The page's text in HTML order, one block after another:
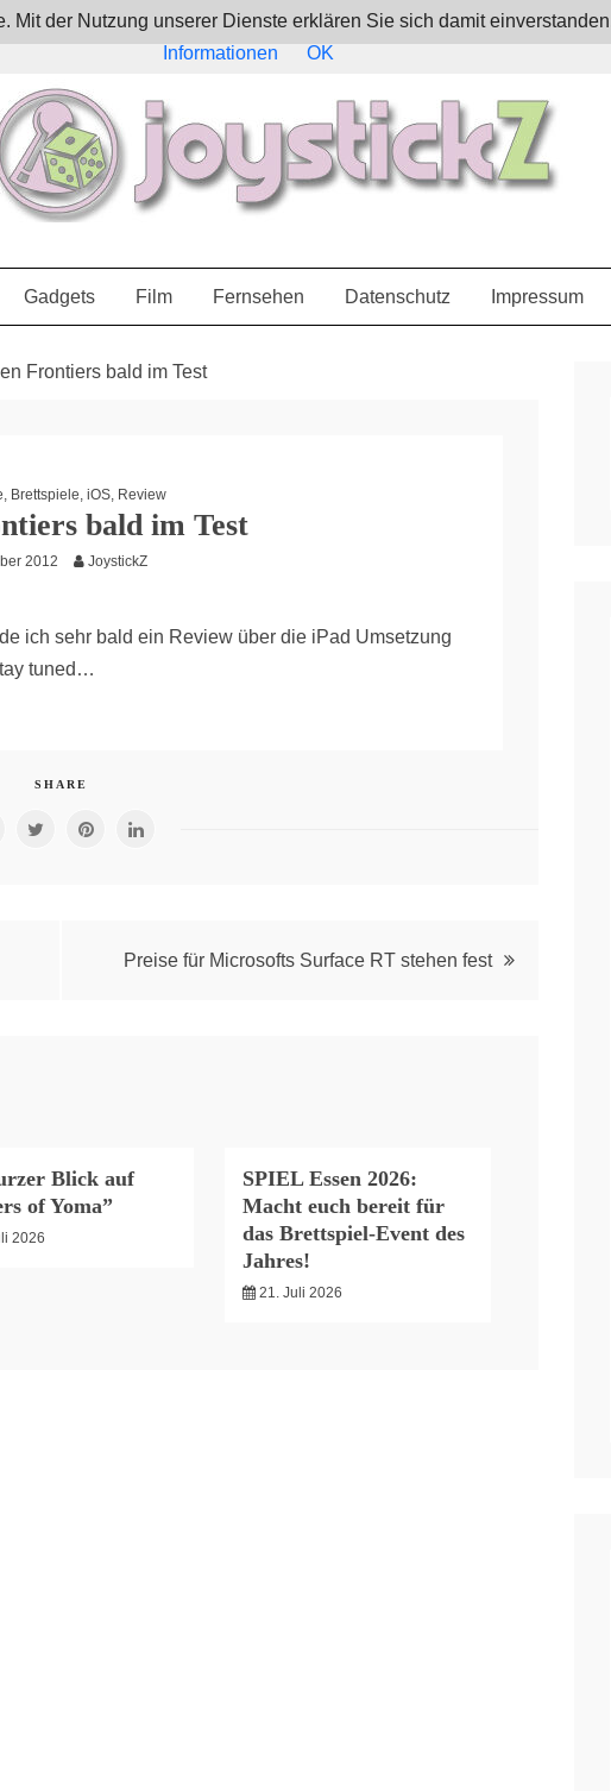
Gadgets Film Fernsehen Datenschutz Impressum
Frontiers bald im Test
, Brettspiele, iOS, Review
bald im Test
2012 JoystickZ
ich sehr bald ein Review über die iPad Umsetzung
tuned…
SHARE
Preise für Microsofts Surface RT stehen fest
Blick auf
of Yoma”
2026
SPIEL Essen 2026:
Macht euch bereit für
das Brettspiel-Event des
Jahres!
21. Juli 2026
der Nutzung unserer Dienste erklären Sie sich damit
Informationen
OK